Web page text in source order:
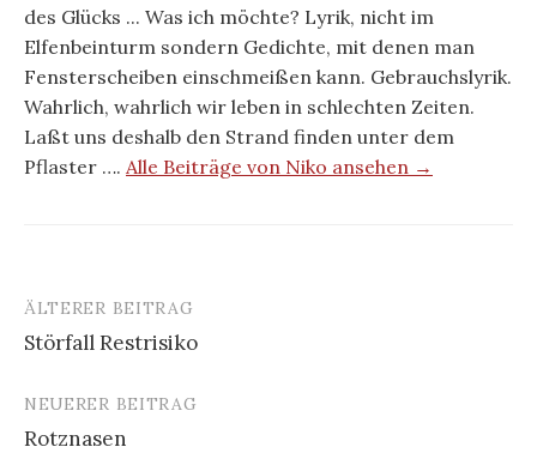
des Glücks ... Was ich möchte? Lyrik, nicht im
Elfenbeinturm sondern Gedichte, mit denen man
Fensterscheiben einschmeißen kann. Gebrauchslyrik.
Wahrlich, wahrlich wir leben in schlechten Zeiten.
Laßt uns deshalb den Strand finden unter dem
Pflaster …. Alle Beiträge von Niko ansehen →
Beitrags-
Navigation
ÄLTERER BEITRAG
Störfall Restrisiko
NEUERER BEITRAG
Rotznasen